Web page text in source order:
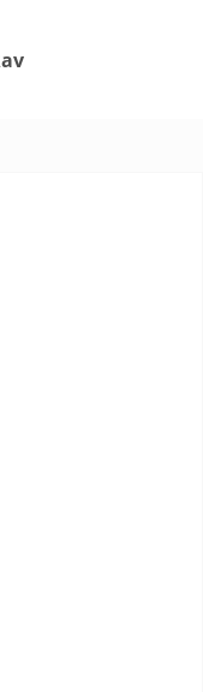
5 hvězdiček.
5 hvězdiček.
5 hvězdiček.